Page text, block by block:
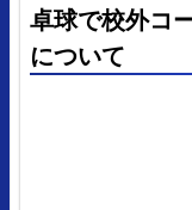
卓球で校外コ
について